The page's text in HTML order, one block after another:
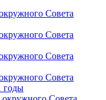
Совета
Совета
Совета
Совета
годы